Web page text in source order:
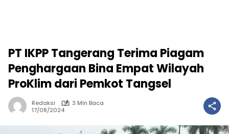
PT IKPP Tangerang Terima Piagam
Penghargaan Bina Empat Wilayah
ProKlim dari Pemkot Tangsel
Redaksi
3 Min Baca
17/08/2024